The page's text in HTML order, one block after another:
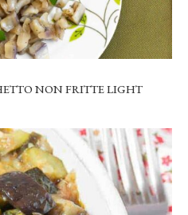
NON FRITTE LIGHT